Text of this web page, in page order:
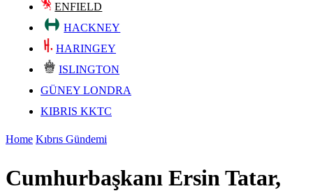
ENFIELD
HACKNEY
HARINGEY
ISLINGTON
GÜNEY LONDRA
KIBRIS KKTC
Home Kıbrıs Gündemi
Cumhurbaşkanı Ersin Tatar,